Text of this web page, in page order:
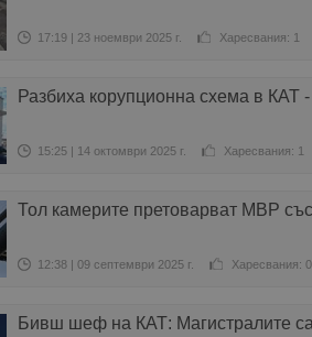
17:19 | 23 ноември 2025 г. Харесвания: 1
Разбиха корупционна схема в КАТ
15:25 | 14 октомври 2025 г. Харесвания: 1
Тол камерите претоварват МВР
12:38 | 09 септември 2025 г. Харесвания: 0
Бивш шеф на КАТ: Магистралите